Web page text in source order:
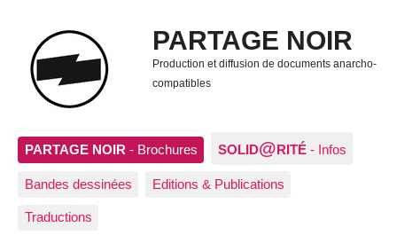
PARTAGE NOIR
Production et diffusion de documents anarcho-
compatibles
PARTAGE NOIR - Brochures SOLID@RITÉ - Infos
Bandes dessinées Editions & Publications
Traductions